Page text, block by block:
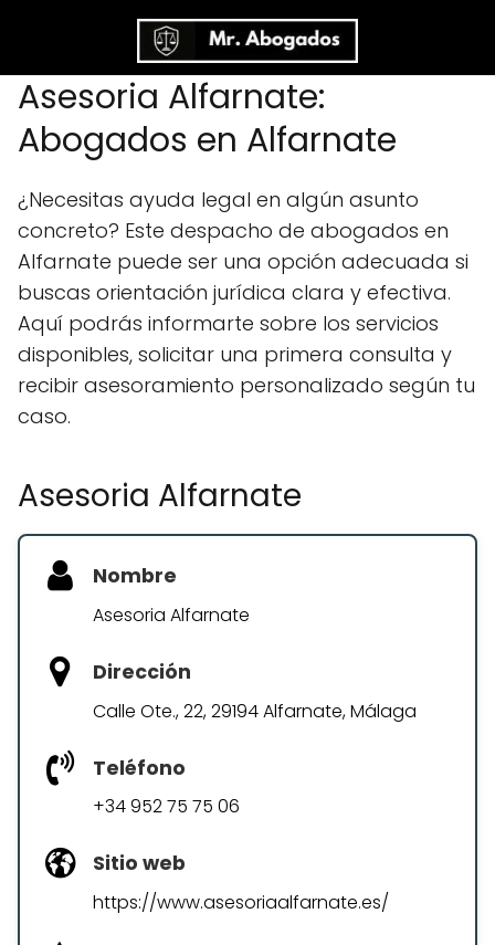
Asesoria Alfarnate:
Abogados en Alfarnate
¿Necesitas ayuda legal en algún asunto
concreto? Este despacho de abogados en
Alfarnate puede ser una opción adecuada si
buscas orientación jurídica clara y efectiva.
Aquí podrás informarte sobre los servicios
disponibles, solicitar una primera consulta y
recibir asesoramiento personalizado según tu
caso.
Asesoria Alfarnate
Nombre
Asesoria Alfarnate
Dirección
Calle Ote., 22, 29194 Alfarnate, Málaga
Teléfono
+34 952 75 75 06
Sitio web
https://www.asesoriaalfarnate.es/